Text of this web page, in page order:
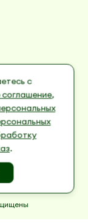
с
,
.
данных
данных